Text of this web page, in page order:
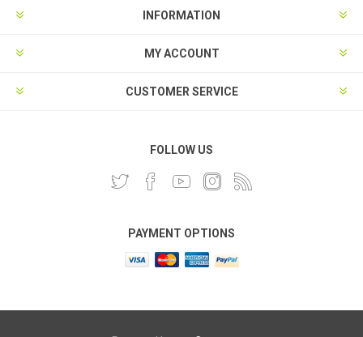
INFORMATION
MY ACCOUNT
CUSTOMER SERVICE
FOLLOW US
PAYMENT OPTIONS